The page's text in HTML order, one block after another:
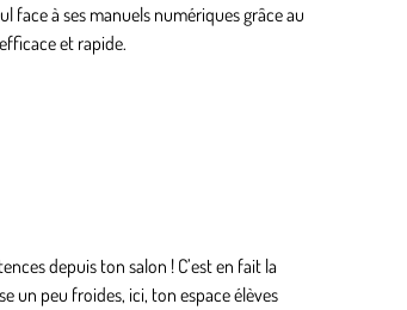
face à ses manuels numériques grâce au
et rapide.
depuis ton salon ! C’est en fait la
un peu froides, ici, ton espace élèves